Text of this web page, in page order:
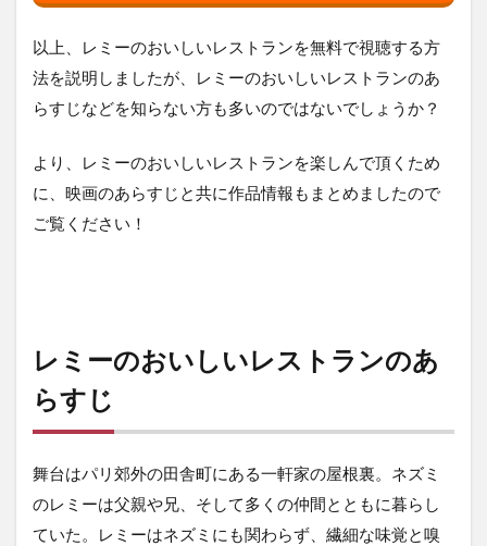
以上、レミーのおいしいレストランを無料で視聴する方
法を説明しましたが、レミーのおいしいレストランのあ
らすじなどを知らない方も多いのではないでしょうか？
より、レミーのおいしいレストランを楽しんで頂くため
に、映画のあらすじと共に作品情報もまとめましたので
ご覧ください！
レミーのおいしいレストランのあ
らすじ
舞台はパリ郊外の田舎町にある一軒家の屋根裏。ネズミ
のレミーは父親や兄、そして多くの仲間とともに暮らし
ていた。レミーはネズミにも関わらず、繊細な味覚と嗅